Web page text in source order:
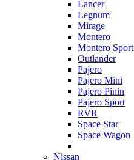
Lancer
Legnum
Mirage
Montero
Montero Sport
Outlander
Pajero
Pajero Mini
Pajero Pinin
Pajero Sport
RVR
Space Star
Space Wagon
Nissan